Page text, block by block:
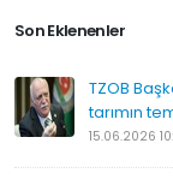
Son Eklenenler
TZOB
tarımın
15.06.2026